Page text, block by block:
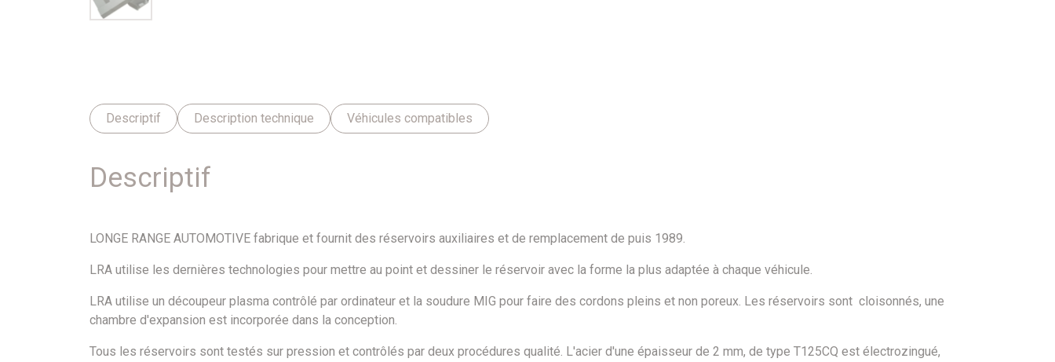
Descriptif Description technique Véhicules compatibles
Descriptif
LONGE RANGE AUTOMOTIVE fabrique et fournit des réservoirs auxiliaires et de remplacement de puis 1989.
LRA utilise les dernières technologies pour mettre au point et dessiner le réservoir avec la forme la plus adaptée à chaque véhicule.
LRA utilise un découpeur plasma contrôlé par ordinateur et la soudure MIG pour faire des cordons pleins et non poreux. Les réservoirs sont cloisonnés, une
chambre d'expansion est incorporée dans la conception.
Tous les réservoirs sont testés sur pression et contrôlés par deux procédures qualité. L'acier d'une épaisseur de 2 mm, de type T125CQ est électrozingué,